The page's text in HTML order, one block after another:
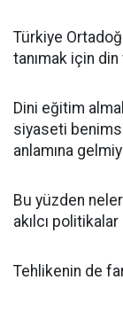
Türkiye
tanımak için
Dini eğitim
siyaseti
anlamına
Bu yüzden
akılcı
Tehlikenin de